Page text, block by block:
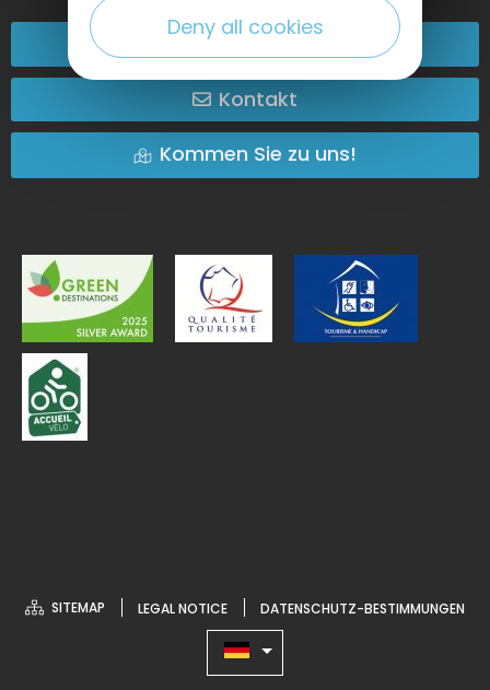
02 32 74 04 04
Kontakt
Kommen Sie zu uns!
SITEMAP LEGAL NOTICE DATENSCHUTZ-BESTIMMUNGEN
Deny all cookies